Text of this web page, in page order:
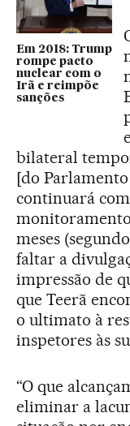
Em 2018: Trump
rompe pacto
nuclear com o
Irã e reimpõe
sanções
bilateral
[do
continuará
meses
faltar a
impressão de
que Teerã
o ultimato à
inspetores às
“O que
eliminar a